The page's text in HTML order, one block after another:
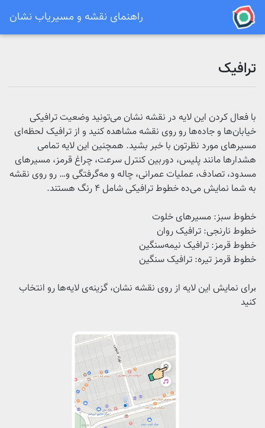
راهنمای نقشه و مسیریاب نشان
ترافیک
با فعال کردن این لایه در نقشه نشان می‌تونید وضعیت ترافیکی
خیابان‌ها و جاده‌ها رو روی نقشه مشاهده کنید و از ترافیک لحظه‌ای
مسیرهای مورد نظرتون با خبر بشید. همچنین این لایه تمامی
هشدارها مانند پلیس، دوربین کنترل سرعت، چراغ قرمز، مسیرهای
مسدود، تصادف، عملیات عمرانی، چاله و مه‌گرفتگی و… رو روی نقشه
به شما نمایش می‌ده خطوط ترافیکی شامل 4 رنگ هستند.
خطوط سبز: مسیرهای خلوت
خطوط نارنجی: ترافیک روان
خطوط قرمز: ترافیک نیمه‌سنگین
خطوطقرمز تیره: ترافیک سنگین
برای نمایش این لایه از روی نقشه نشان، گزینه‌ی لایه‌ها رو انتخاب
کنید